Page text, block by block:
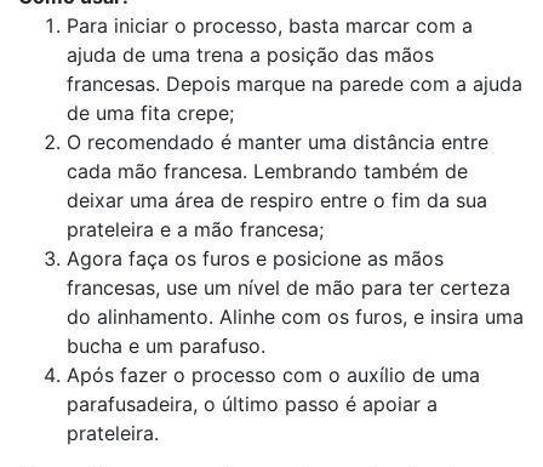
Para iniciar o processo, basta marcar com a
ajuda de uma trena a posição das mãos
francesas. Depois marque na parede com a ajuda
de uma fita crepe;
O recomendado é manter uma distância entre
cada mão francesa. Lembrando também de
deixar uma área de respiro entre o fim da sua
prateleira e a mão francesa;
Agora faça os furos e posicione as mãos
francesas, use um nível de mão para ter certeza
do alinhamento. Alinhe com os furos, e insira uma
bucha e um parafuso.
Após fazer o processo com o auxílio de uma
parafusadeira, o último passo é apoiar a
prateleira.